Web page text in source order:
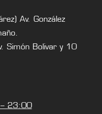
Av. González
Simón Bolivar y 10
23:00